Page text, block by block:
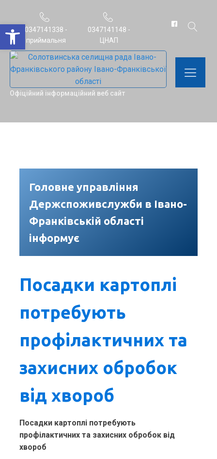
Відкрити Панель інструментів
0347141338 -
приймальня
0347141148 -
ЦНАП
Офіційний інформаційний веб сайт
Головне управління
Держспоживслужби в Івано-
Франківській області
інформує
Посадки картоплі
потребують
профілактичних та
захисних обробок
від хвороб
Посадки картоплі потребують
профілактичних та захисних обробок від
хвороб